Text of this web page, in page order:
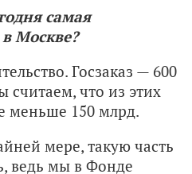
самая
Москве?
Госзаказ — 600
считаем, что из этих
меньше 150 млрд.
мере, такую часть
ведь мы в Фонде